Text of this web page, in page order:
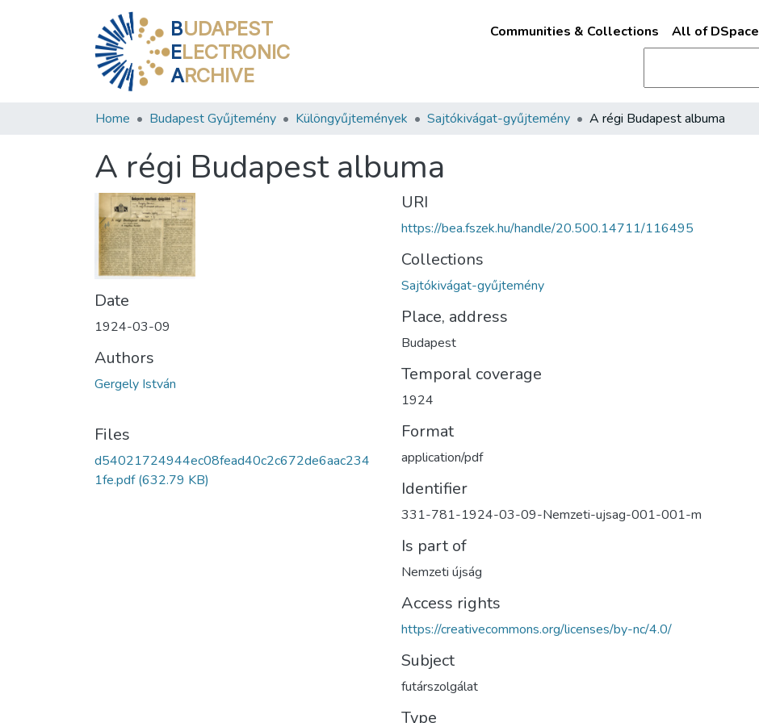
BUDAPEST
ELECTRONIC
ARCHIVE
Communities & Collections All of DSpace
Home Budapest Gyűjtemény Különgyűjtemények Sajtókivágat-gyűjtemény A régi Budapest albuma
A régi Budapest albuma
Date
1924-03-09
Authors
Gergely István
Files
d54021724944ec08fead40c2c672de6aac234
1fe.pdf(632.79 KB)
URI
https://bea.fszek.hu/handle/20.500.14711/116495
Collections
Sajtókivágat-gyűjtemény
Place, address
Budapest
Temporal coverage
1924
Format
application/pdf
Identifier
331-781-1924-03-09-Nemzeti-ujsag-001-001-m
Is part of
Nemzeti újság
Access rights
https://creativecommons.org/licenses/by-nc/4.0/
Subject
futárszolgálat
Type